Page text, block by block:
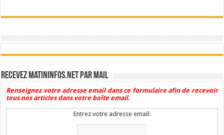
Recevez Matininfos.net par mail
Renseignez votre adresse email dans ce formulaire afin de recevoir
tous nos articles dans votre boîte email.
Entrez votre adresse email: